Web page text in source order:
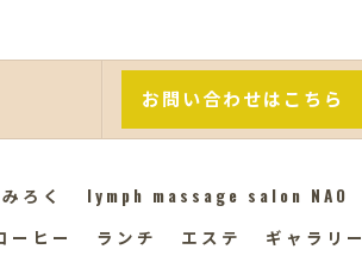
お問い合わせはこちら
ろく
lymph massage salon NAO
ーヒー ランチ エステ
ギャラリー